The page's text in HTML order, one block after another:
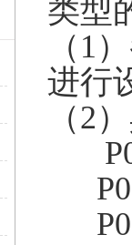
类型
（ 1
进行
（2